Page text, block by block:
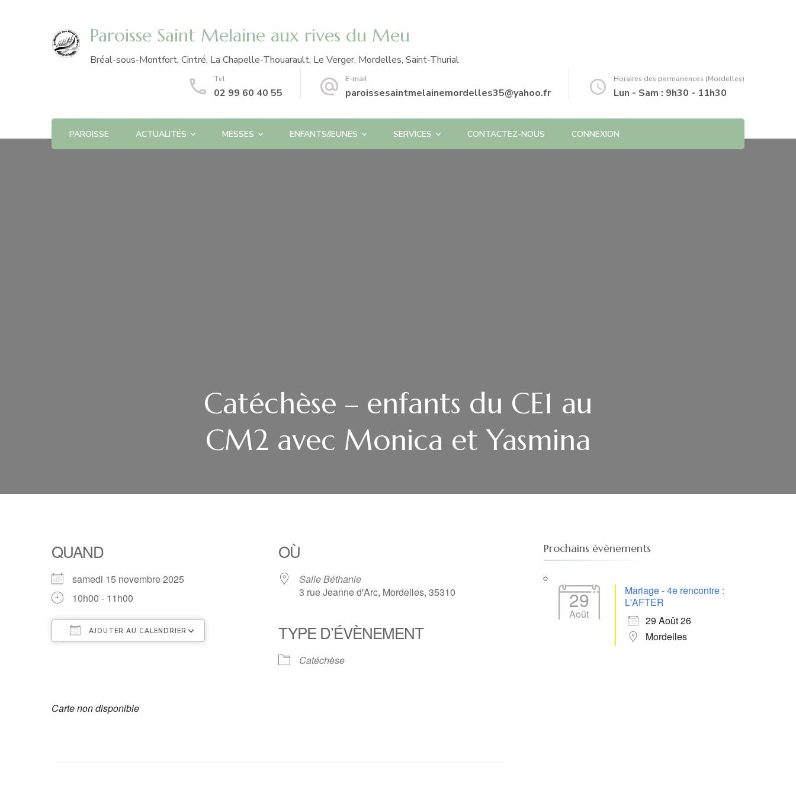
Paroisse Saint Melaine aux rives du Meu
Bréal-sous-Montfort, Cintré, La Chapelle-Thouarault, Le Verger, Mordelles, Saint-Thurial
Tel
02 99 60 40 55
E-mail
paroissesaintmelainemordelles35@yahoo.fr
Horaires des permanences (Mordelles)
Lun - Sam : 9h30 - 11h30
PAROISSE ACTUALITÉS MESSES ENFANTS/JEUNES SERVICES CONTACTEZ-NOUS CONNEXION
Catéchèse – enfants du CE1 au
CM2 avec Monica et Yasmina
QUAND
samedi 15 novembre 2025
10h00 - 11h00
AJOUTER AU CALENDRIER
Calendrier Google
OÙ
Salle Béthanie
3 rue Jeanne d'Arc, Mordelles, 35310
TYPE D’ÉVÈNEMENT
Catéchèse
Carte non disponible
Prochains évènements
29
Août
Mariage - 4e rencontre :
L'AFTER
29 Août 26
Mordelles